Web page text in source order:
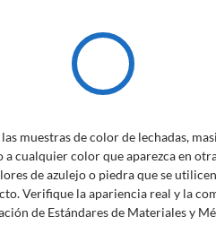
muestras de color de lechadas,
cualquier color que aparezca en
de azulejo o piedra que se
Verifique la apariencia real y la
de Estándares de Materiales y